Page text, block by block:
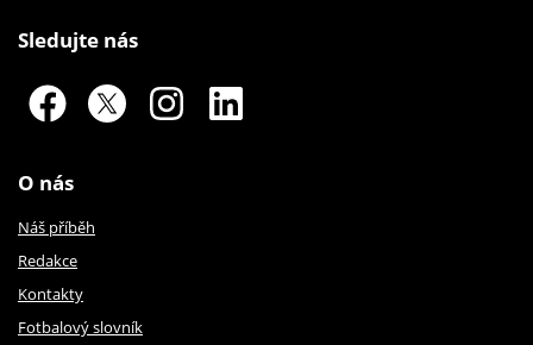
Sledujte nás
O nás
Náš příběh
Redakce
Kontakty
Fotbalový slovník